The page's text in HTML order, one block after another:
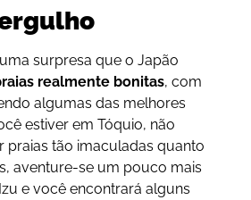
surpresa que o Japão
realmente bonitas, com
algumas das melhores
estiver em Tóquio, não
praias tão imaculadas quanto
aventure-se um pouco mais
e você encontrará alguns